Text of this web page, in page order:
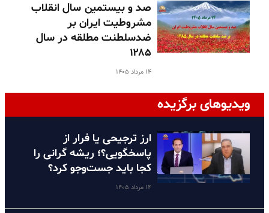
صد و بیستمین سال انقلاب
مشروطیت ایران بر
ضدسلطنت مطلقه در سال
۱۲۸۵
۱۴ مرداد ۱۴۰۵
ویدیوهای برگزیده
ارز ترجیحی یا فرار از
پاسخگویی؟؛ ریشه گرانی را
کجا باید جست‌وجو کرد؟
۱۴ مرداد ۱۴۰۵